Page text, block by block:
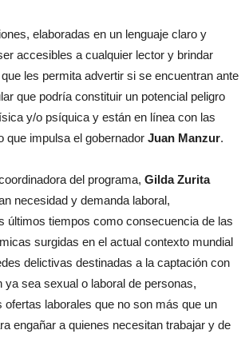
elaboradas en un lenguaje claro y
accesibles a cualquier lector y brindar
les permita advertir si se encuentran ante
que podría constituir un potencial peligro
y/o psíquica y están en línea con las
que impulsa el gobernador Juan Manzur.
del programa, Gilda Zurita
necesidad y demanda laboral,
últimos tiempos como consecuencia de las
surgidas en el actual contexto mundial
delictivas destinadas a la captación con
ya sea sexual o laboral de personas,
ofertas laborales que no son más que un
engañar a quienes necesitan trabajar y de